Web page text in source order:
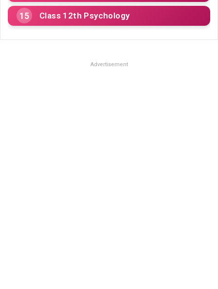
Class 12th Psychology
Advertisement